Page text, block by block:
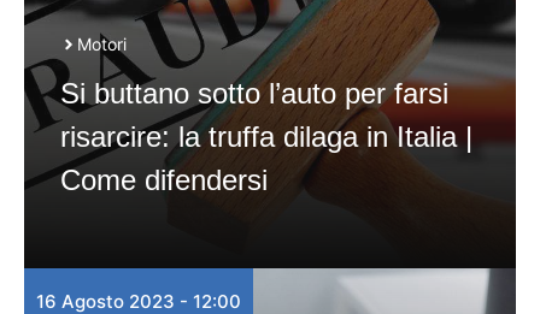
Motori
Si buttano sotto l’auto per farsi
risarcire: la truffa dilaga in Italia |
Come difendersi
16 Agosto 2023 - 12:00